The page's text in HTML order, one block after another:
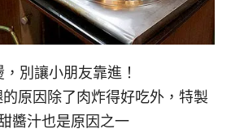
別讓小朋友靠進！
原因除了肉炸得好吃外，特製
醬汁也是原因之一